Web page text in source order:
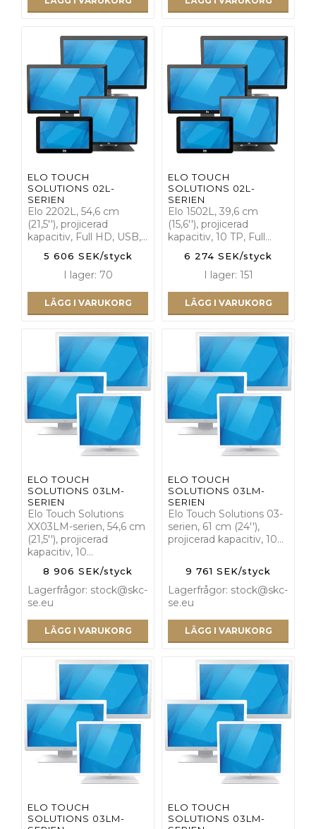
ELO TOUCH
SOLUTIONS 02L-
SERIEN
Elo 2202L, 54,6 cm
(21,5''), projicerad
kapacitiv, Full HD, USB,…
5 606 SEK/styck
I lager: 70
LÄGG I VARUKORG
ELO TOUCH
SOLUTIONS 02L-
SERIEN
Elo 1502L, 39,6 cm
(15,6''), projicerad
kapacitiv, 10 TP, Full…
6 274 SEK/styck
I lager: 151
LÄGG I VARUKORG
ELO TOUCH
SOLUTIONS 03LM-
SERIEN
Elo Touch Solutions
XX03LM-serien, 54,6 cm
(21,5''), projicerad
kapacitiv, 10…
8 906 SEK/styck
Lagerfrågor: stock@skc-
se.eu
LÄGG I VARUKORG
ELO TOUCH
SOLUTIONS 03LM-
SERIEN
Elo Touch Solutions 03-
serien, 61 cm (24''),
projicerad kapacitiv, 10…
9 761 SEK/styck
Lagerfrågor: stock@skc-
se.eu
LÄGG I VARUKORG
ELO TOUCH
SOLUTIONS 03LM-
ELO TOUCH
SOLUTIONS 03LM-